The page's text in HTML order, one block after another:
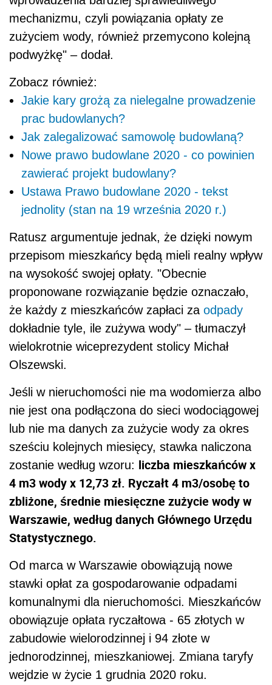
mechanizmu, czyli powiązania opłaty ze
zużyciem wody, również przemycono kolejną
podwyżkę" – dodał.
Zobacz również:
Jakie kary grożą za nielegalne prowadzenie
prac budowlanych?
Jak zalegalizować samowolę budowlaną?
Nowe prawo budowlane 2020 - co powinien
zawierać projekt budowlany?
Ustawa Prawo budowlane 2020 - tekst
jednolity (stan na 19 września 2020 r.)
Ratusz argumentuje jednak, że dzięki nowym
przepisom mieszkańcy będą mieli realny wpływ
na wysokość swojej opłaty. "Obecnie
proponowane rozwiązanie będzie oznaczało,
że każdy z mieszkańców zapłaci za odpady
dokładnie tyle, ile zużywa wody" – tłumaczył
wielokrotnie wiceprezydent stolicy Michał
Olszewski.
Jeśli w nieruchomości nie ma wodomierza albo
nie jest ona podłączona do sieci wodociągowej
lub nie ma danych za zużycie wody za okres
sześciu kolejnych miesięcy, stawka naliczona
zostanie według wzoru: liczba mieszkańców x
4 m3 wody x 12,73 zł. Ryczałt 4 m3/osobę to
zbliżone, średnie miesięczne zużycie wody w
Warszawie, według danych Głównego Urzędu
Statystycznego.
Od marca w Warszawie obowiązują nowe
stawki opłat za gospodarowanie odpadami
komunalnymi dla nieruchomości. Mieszkańców
obowiązuje opłata ryczałtowa - 65 złotych w
zabudowie wielorodzinnej i 94 złote w
jednorodzinnej, mieszkaniowej. Zmiana taryfy
wejdzie w życie 1 grudnia 2020 roku.